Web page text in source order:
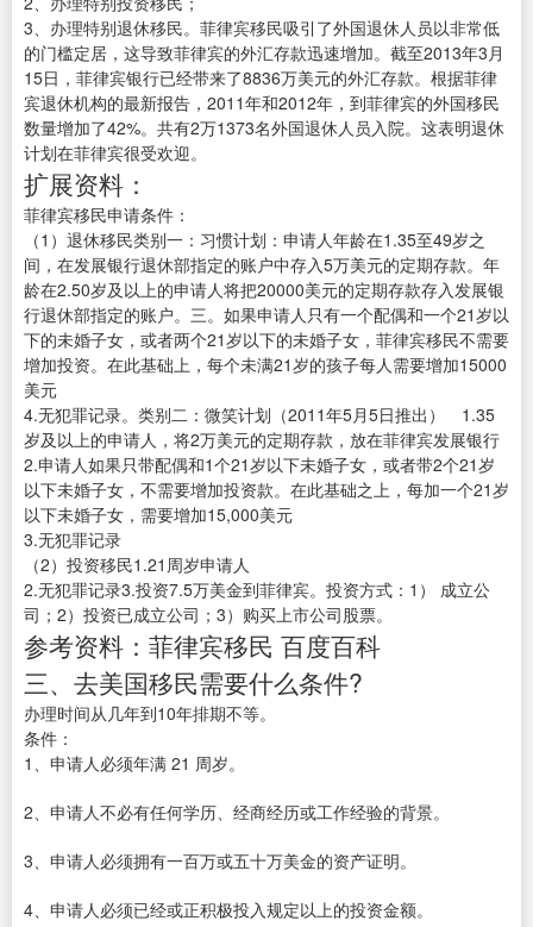
3、办理特别退休移民。菲律宾移民吸引了外国退休人员以非常低
的门槛定居，这导致菲律宾的外汇存款迅速增加。截至2013年3月
15日，菲律宾银行已经带来了8836万美元的外汇存款。根据菲律
宾退休机构的最新报告，2011年和2012年，到菲律宾的外国移民
数量增加了42%。共有2万1373名外国退休人员入院。这表明退休
计划在菲律宾很受欢迎。
扩展资料：
菲律宾移民申请条件：
（1）退休移民类别一：习惯计划：申请人年龄在1.35至49岁之
间，在发展银行退休部指定的账户中存入5万美元的定期存款。年
龄在2.50岁及以上的申请人将把20000美元的定期存款存入发展银
行退休部指定的账户。三。如果申请人只有一个配偶和一个21岁以
下的未婚子女，或者两个21岁以下的未婚子女，菲律宾移民不需要
增加投资。在此基础上，每个未满21岁的孩子每人需要增加15000
美元
4.无犯罪记录。类别二：微笑计划（2011年5月5日推出） 1.35
岁及以上的申请人，将2万美元的定期存款，放在菲律宾发展银行
2.申请人如果只带配偶和1个21岁以下未婚子女，或者带2个21岁
以下未婚子女，不需要增加投资款。在此基础之上，每加一个21岁
以下未婚子女，需要增加15,000美元
3.无犯罪记录
（2）投资移民1.21周岁申请人
2.无犯罪记录3.投资7.5万美金到菲律宾。投资方式：1） 成立公
司；2）投资已成立公司；3）购买上市公司股票。
参考资料：菲律宾移民 百度百科
三、去美国移民需要什么条件?
办理时间从几年到10年排期不等。
条件：
1、申请人必须年满 21 周岁。
2、申请人不必有任何学历、经商经历或工作经验的背景。
3、申请人必须拥有一百万或五十万美金的资产证明。
4、申请人必须已经或正积极投入规定以上的投资金额。